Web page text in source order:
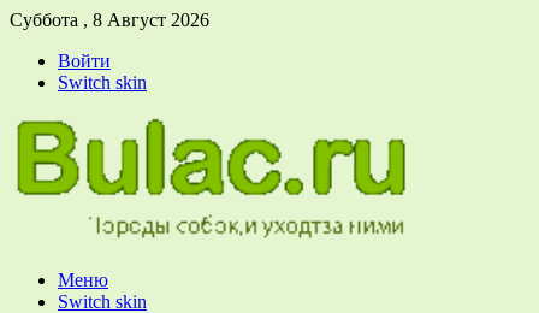
Суббота , 8 Август 2026
Войти
Switch skin
Меню
Switch skin